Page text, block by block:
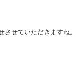
せていただきますね。